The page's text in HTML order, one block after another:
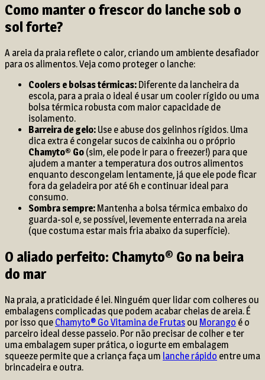
Como manter o frescor do lanche sob o
sol forte?
A areia da praia reflete o calor, criando um ambiente desafiador
para os alimentos. Veja como proteger o lanche:
Coolers e bolsas térmicas: Diferente da lancheira da
escola, para a praia o ideal é usar um cooler rígido ou uma
bolsa térmica robusta com maior capacidade de
isolamento.
Barreira de gelo: Use e abuse dos gelinhos rígidos. Uma
dica extra é congelar sucos de caixinha ou o próprio
Chamyto® Go (sim, ele pode ir para o freezer!) para que
ajudem a manter a temperatura dos outros alimentos
enquanto descongelam lentamente, já que ele pode ficar
fora da geladeira por até 6h e continuar ideal para
consumo.
Sombra sempre: Mantenha a bolsa térmica embaixo do
guarda-sol e, se possível, levemente enterrada na areia
(que costuma estar mais fria abaixo da superfície).
O aliado perfeito: Chamyto® Go na beira
do mar
Na praia, a praticidade é lei. Ninguém quer lidar com colheres ou
embalagens complicadas que podem acabar cheias de areia. É
por isso que Chamyto® Go Vitamina de Frutas ou Morango é o
parceiro ideal desse passeio. Por não precisar de colher e ter
uma embalagem super prática, o iogurte em embalagem
squeeze permite que a criança faça um lanche rápido entre uma
brincadeira e outra.